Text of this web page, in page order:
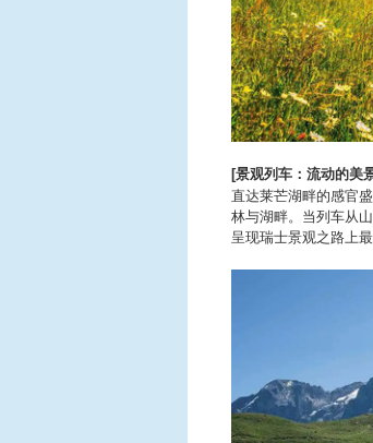
[景观列车：流动的美
直达莱芒湖畔的感官
林与湖畔。当列车从
呈现瑞士景观之路上最